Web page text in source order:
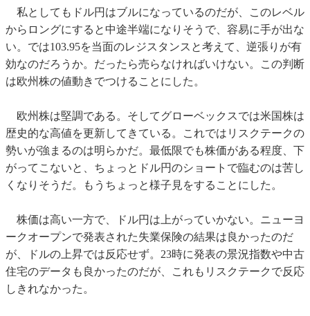
私としてもドル円はブルになっているのだが、このレベル
からロングにすると中途半端になりそうで、容易に手が出な
い。では103.95を当面のレジスタンスと考えて、逆張りが有
効なのだろうか。だったら売らなければいけない。この判断
は欧州株の値動きでつけることにした。
欧州株は堅調である。そしてグローベックスでは米国株は
歴史的な高値を更新してきている。これではリスクテークの
勢いが強まるのは明らかだ。最低限でも株価がある程度、下
がってこないと、ちょっとドル円のショートで臨むのは苦し
くなりそうだ。もうちょっと様子見をすることにした。
株価は高い一方で、ドル円は上がっていかない。ニューヨ
ークオープンで発表された失業保険の結果は良かったのだ
が、ドルの上昇では反応せず。23時に発表の景況指数や中古
住宅のデータも良かったのだが、これもリスクテークで反応
しきれなかった。